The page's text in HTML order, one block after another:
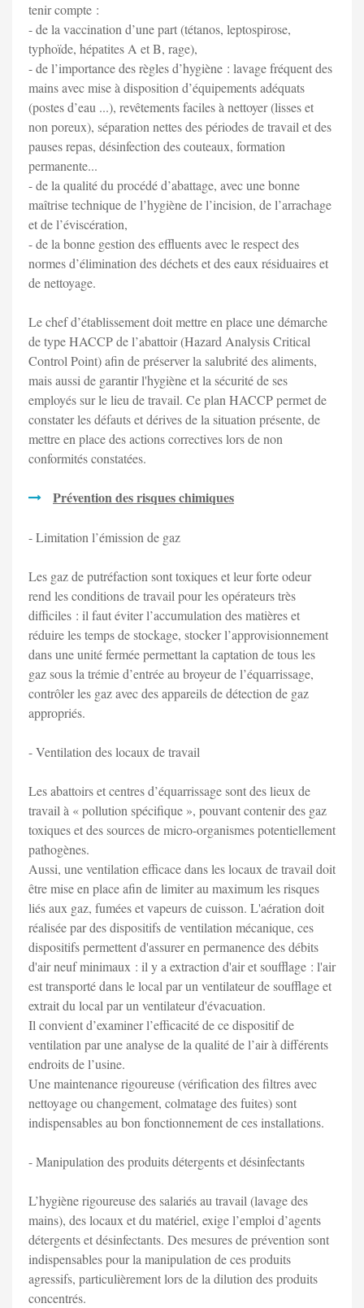
tenir compte :
- de la vaccination d’une part (tétanos, leptospirose,
typhoïde, hépatites A et B, rage),
- de l’importance des règles d’hygiène : lavage fréquent des
mains avec mise à disposition d’équipements adéquats
(postes d’eau ...), revêtements faciles à nettoyer (lisses et
non poreux), séparation nettes des périodes de travail et des
pauses repas, désinfection des couteaux, formation
permanente...
- de la qualité du procédé d’abattage, avec une bonne
maîtrise technique de l’hygiène de l’incision, de l’arrachage
et de l’éviscération,
- de la bonne gestion des effluents avec le respect des
normes d’élimination des déchets et des eaux résiduaires et
de nettoyage.
Le chef d’établissement doit mettre en place une démarche
de type HACCP de l’abattoir (Hazard Analysis Critical
Control Point) afin de préserver la salubrité des aliments,
mais aussi de garantir l'hygiène et la sécurité de ses
employés sur le lieu de travail. Ce plan HACCP permet de
constater les défauts et dérives de la situation présente, de
mettre en place des actions correctives lors de non
conformités constatées.
Prévention des risques chimiques
- Limitation l’émission de gaz
Les gaz de putréfaction sont toxiques et leur forte odeur
rend les conditions de travail pour les opérateurs très
difficiles : il faut éviter l’accumulation des matières et
réduire les temps de stockage, stocker l’approvisionnement
dans une unité fermée permettant la captation de tous les
gaz sous la trémie d’entrée au broyeur de l’équarrissage,
contrôler les gaz avec des appareils de détection de gaz
appropriés.
- Ventilation des locaux de travail
Les abattoirs et centres d’équarrissage sont des lieux de
travail à « pollution spécifique », pouvant contenir des gaz
toxiques et des sources de micro-organismes potentiellement
pathogènes.
Aussi, une ventilation efficace dans les locaux de travail doit
être mise en place afin de limiter au maximum les risques
liés aux gaz, fumées et vapeurs de cuisson. L'aération doit
réalisée par des dispositifs de ventilation mécanique, ces
dispositifs permettent d'assurer en permanence des débits
d'air neuf minimaux : il y a extraction d'air et soufflage : l'air
est transporté dans le local par un ventilateur de soufflage et
extrait du local par un ventilateur d'évacuation.
Il convient d’examiner l’efficacité de ce dispositif de
ventilation par une analyse de la qualité de l’air à différents
endroits de l’usine.
Une maintenance rigoureuse (vérification des filtres avec
nettoyage ou changement, colmatage des fuites) sont
indispensables au bon fonctionnement de ces installations.
- Manipulation des produits détergents et désinfectants
L’hygiène rigoureuse des salariés au travail (lavage des
mains), des locaux et du matériel, exige l’emploi d’agents
détergents et désinfectants. Des mesures de prévention sont
indispensables pour la manipulation de ces produits
agressifs, particulièrement lors de la dilution des produits
concentrés.